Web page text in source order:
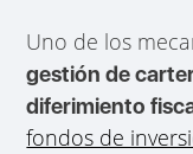
Uno de los
gestión de
diferimiento
fondos de